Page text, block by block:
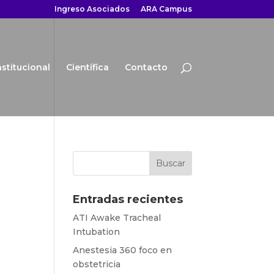
Ingreso Asociados ARA Campus
Científica Contacto
Entradas recientes
ATI Awake Tracheal
Intubation
Anestesia 360 foco en
obstetricia